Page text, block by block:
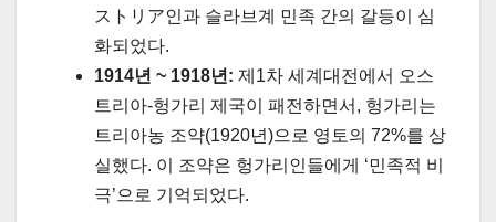
ストリア인과 슬라브계 민족 간의 갈등이 심
화되었다.
1914년 ~ 1918년: 제1차 세계대전에서 오스
트리아-헝가리 제국이 패전하면서, 헝가리는
트리아농 조약(1920년)으로 영토의 72%를 상
실했다. 이 조약은 헝가리인들에게 ‘민족적 비
극’으로 기억되었다.